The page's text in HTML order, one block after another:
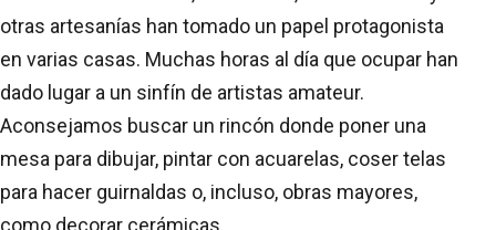
otras artesanías han tomado un papel protagonista
en varias casas. Muchas horas al día que ocupar han
dado lugar a un sinfín de artistas amateur.
Aconsejamos buscar un rincón donde poner una
mesa para dibujar, pintar con acuarelas, coser telas
para hacer guirnaldas o, incluso, obras mayores,
como decorar cerámicas.